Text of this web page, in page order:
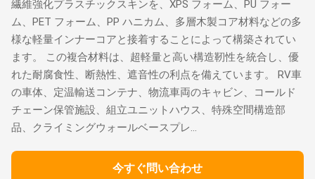
繊維強化プラスチックスキンを、XPS フォーム、PU フォー
ム、PET フォーム、PP ハニカム、多層木製コア材料などの多
様な軽量インナーコアと接着することによって構築されてい
ます。 この複合材料は、超軽量と高い構造靭性を統合し、優
れた耐腐食性、断熱性、遮音性の利点を備えています。 RV車
の車体、定温輸送コンテナ、物流車両のキャビン、コールド
チェーン保管施設、組立ユニットハウス、特殊空間構造部
品、クライミングウォールベースプレ...
今すぐ問い合わせ